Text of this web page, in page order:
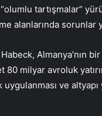
tartışmalar”
alanlarında sorunlar
Almanya’nın
milyar avroluk
ve altyapı